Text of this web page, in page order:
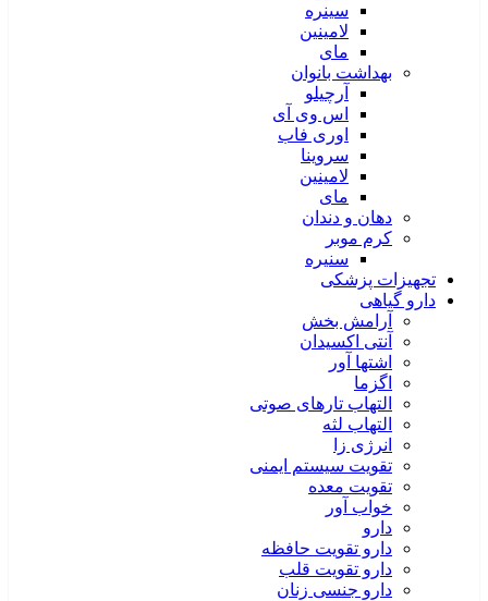
سینره
لامینین
مای
بهداشت بانوان
آرچیلو
اس وی آی
اوری فاب
سروینا
لامینین
مای
دهان و دندان
کرم موبر
سنیره
تجهیزات پزشکی
دارو گیاهی
آرامش بخش
آنتی اکسیدان
اشتها آور
اگزما
التهاب تارهای صوتی
التهاب لثه
انرژی زا
تقویت سیستم ایمنی
تقویت معده
خواب آور
دارو
دارو تقویت حافظه
دارو تقویت قلب
دارو جنسی زنان